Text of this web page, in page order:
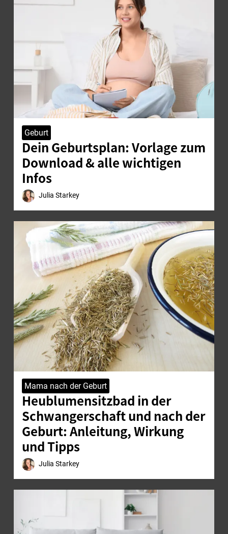
Geburt
Dein Geburtsplan: Vorlage zum
Download & alle wichtigen
Infos
Julia Starkey
Mama nach der Geburt
Heublumensitzbad in der
Schwangerschaft und nach der
Geburt: Anleitung, Wirkung
und Tipps
Julia Starkey